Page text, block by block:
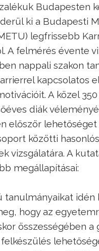
Budapesten
ki a Budapesti
legfrissebb
A felmérés évente
nappali szakon
kapcsolatos
A közel
diák
először lehetőséget
közötti
vizsgálatára. A
megállapításai:
tanulmányaikat idén
hogy az
összességében a